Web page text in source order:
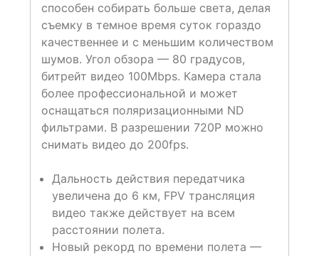
способен собирать больше света, делая
съемку в темное время суток гораздо
качественнее и с меньшим количеством
шумов. Угол обзора — 80 градусов,
битрейт видео 100Mbps. Камера стала
более профессиональной и может
оснащаться поляризационными ND
фильтрами. В разрешении 720P можно
снимать видео до 200fps.
Дальность действия передатчика
увеличена до 6 км, FPV трансляция
видео также действует на всем
расстоянии полета.
Новый рекорд по времени полета —